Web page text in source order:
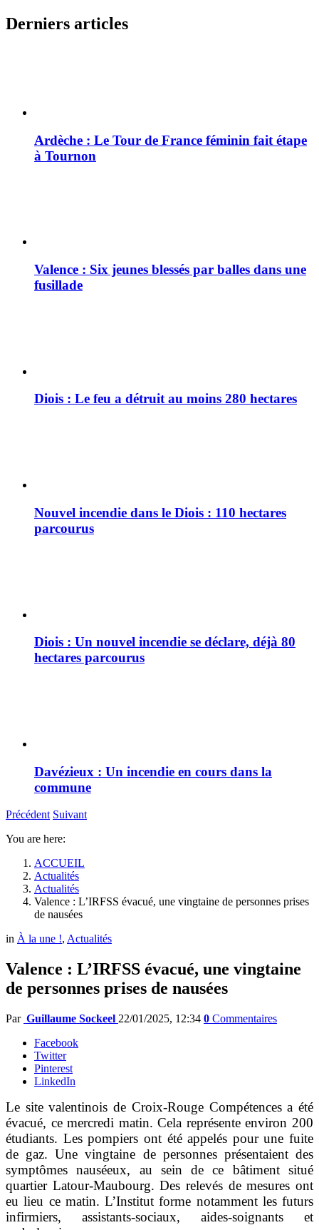
Derniers articles
Ardèche : Le Tour de France féminin fait étape
à Tournon
Valence : Six jeunes blessés par balles dans une
fusillade
Diois : Le feu a détruit au moins 280 hectares
Nouvel incendie dans le Diois : 110 hectares
parcourus
Diois : Un nouvel incendie se déclare, déjà 80
hectares parcourus
Davézieux : Un incendie en cours dans la
commune
Précédent Suivant
You are here:
ACCUEIL
Actualités
Actualités
Valence : L’IRFSS évacué, une vingtaine de personnes prises
de nausées
in À la une !, Actualités
Valence : L’IRFSS évacué, une vingtaine
de personnes prises de nausées
Par Guillaume Sockeel 22/01/2025, 12:34 0 Commentaires
Facebook
Twitter
Pinterest
LinkedIn
Le site valentinois de Croix-Rouge Compétences a été
évacué, ce mercredi matin. Cela représente environ 200
étudiants. Les pompiers ont été appelés pour une fuite
de gaz. Une vingtaine de personnes présentaient des
symptômes nauséeux, au sein de ce bâtiment situé
quartier Latour-Maubourg. Des relevés de mesures ont
eu lieu ce matin. L’Institut forme notamment les futurs
infirmiers, assistants-sociaux, aides-soignants et